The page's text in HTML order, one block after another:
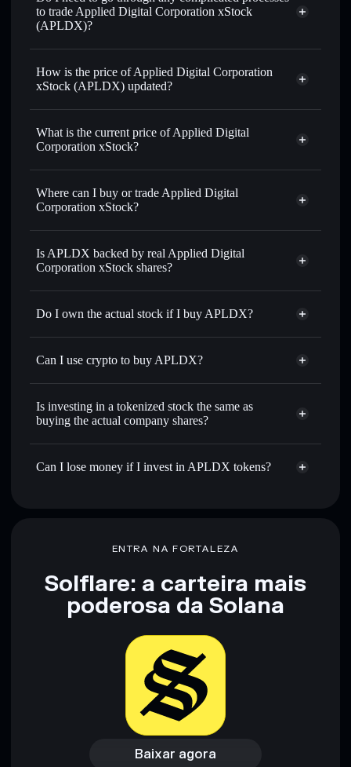
to trade Applied Digital Corporation xStock
(APLDX)?
How is the price of Applied Digital Corporation
xStock (APLDX) updated?
Applied Digital Corporation xStock
What is the current price of Applied Digital
Corporation xStock?
Applied Digital Corporation xStock
2.44%
Where can I buy or trade Applied Digital
Corporation xStock?
Is APLDX backed by real Applied Digital
Corporation xStock shares?
Do I own the actual stock if I buy APLDX?
Can I use crypto to buy APLDX?
Is investing in a tokenized stock the same as
buying the actual company shares?
Can I lose money if I invest in APLDX tokens?
ENTRA NA FORTALEZA
Solflare: a carteira mais
poderosa da Solana
Baixar agora
Baixar agora
Acessar carteira